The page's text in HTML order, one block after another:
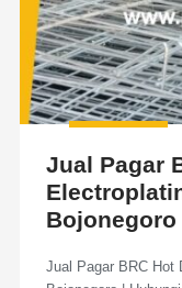
Jual Pagar
Bojonegoro
Jual Pagar BRC Hot